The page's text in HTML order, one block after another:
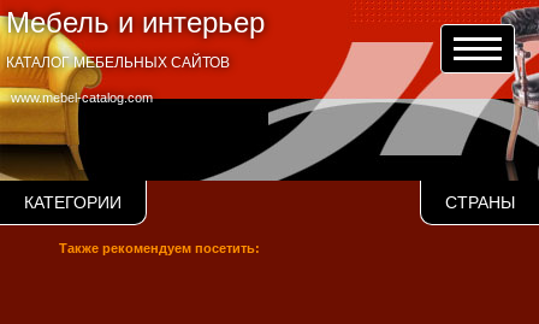
Мебель и интерьер
www.mebel-catalog.com
КАТАЛОГ МЕБЕЛЬНЫХ САЙТОВ
КАТЕГОРИИ СТРАНЫ
Также рекомендуем посетить: